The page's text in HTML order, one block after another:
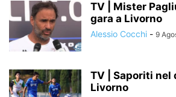
TV | Mister
gara a Livorno
Alessio Cocchi - 9
TV | Saporiti nel
Livorno